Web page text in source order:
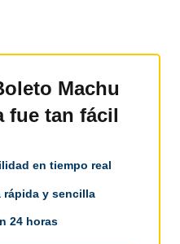
Machu
fue tan fácil
en tiempo real
rápida y sencilla
24 horas